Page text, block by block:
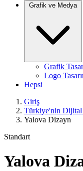
Grafik ve Medya
Grafik
Logo
Hepsi
Giriş
Türkiye'nin Dijital
Yalova Dizayn
Standart
Yalova